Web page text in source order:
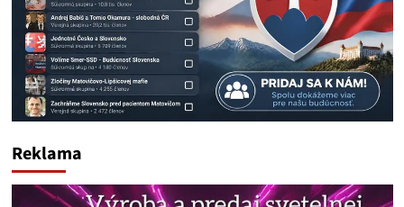
Reklama